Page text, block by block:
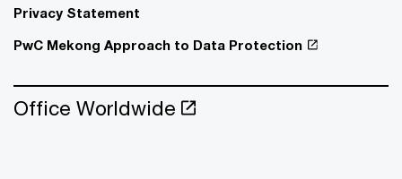
Privacy Statement
PwC Mekong Approach to Data Protection
Office Worldwide